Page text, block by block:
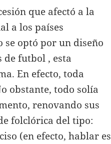
que afectó a la
a los países
se optó por un diseño
de futbol , esta
En efecto, toda
obstante, todo solía
renovando sus
folclórica del tipo:
(en efecto, hablar es